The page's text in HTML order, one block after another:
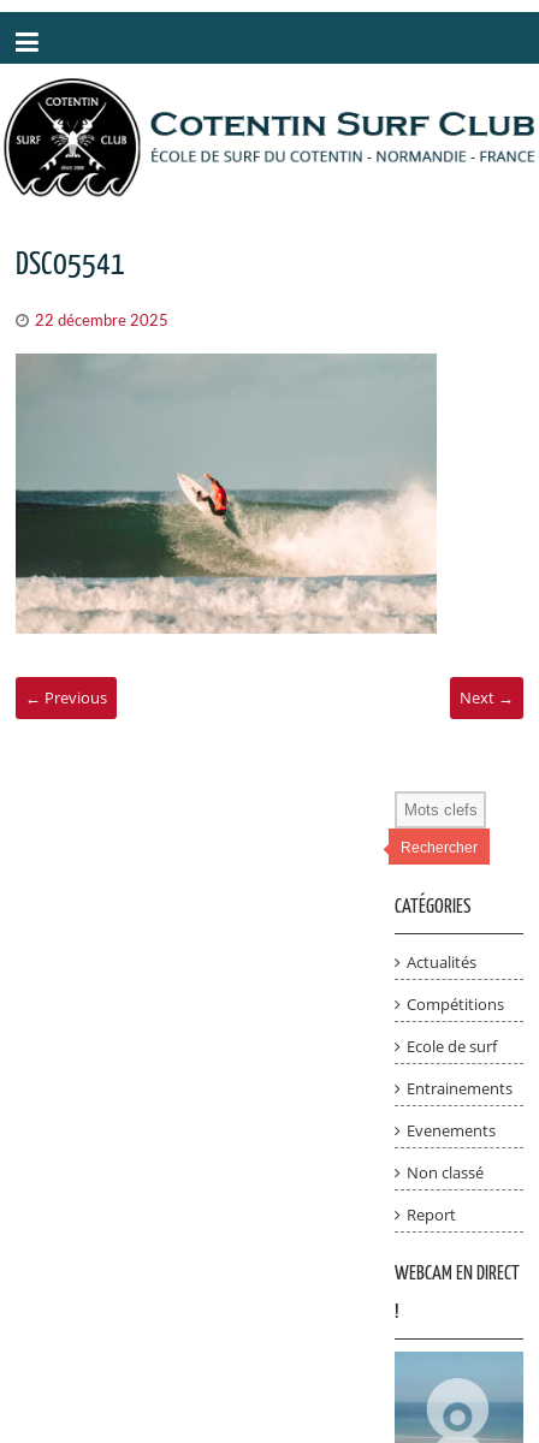
DSC05541
22 décembre 2025
← Previous Next →
Rechercher
CATÉGORIES
Actualités
Compétitions
Ecole de surf
Entrainements
Evenements
Non classé
Report
WEBCAM EN DIRECT
!
Panneau de gestion des cookies